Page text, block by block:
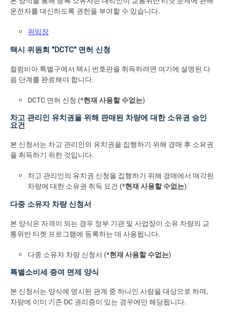
운전자를 대신하도록 권한을 부여할 수 있습니다.
위임장
택시 위원회 "DCTC" 면허 신청
컬럼비아 특별구에서 택시 번호판을 취득하려면 여기에 설명된 다
음 단계를 완료해야 합니다.
DCTC 면허 신청 (*현재 사용할 수없는)
차고 관리인 유치권을 위해 판매된 차량에 대한 소유권 승인
요건
본 신청서는 차고 관리인의 유치권을 집행하기 위해 경매 후 소유권
을 취득하기 위한 것입니다.
차고 관리인의 유치권 신청을 집행하기 위해 경매에서 매각된
차량에 대한 소유권 취득 요건 (*현재 사용할 수없는)
다중 소유자 차량 신청서
본 양식은 자격이 되는 경우 정부 기관 및 사업장이 소유 차량의 교
통위반 티켓 프로그램에 등록하는 데 사용됩니다.
다중 소유자 차량 신청서 (*현재 사용할 수없는)
특별소비세 증여 면제 양식
본 신청서는 양식에 명시된 관계 중 하나인 사람을 대상으로 하며,
차량에 이미 기존 DC 권리증이 있는 경우에만 해당됩니다.